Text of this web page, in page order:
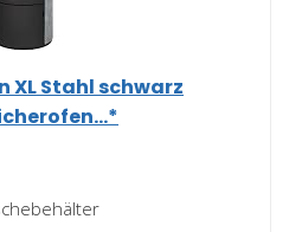
XL Stahl schwarz